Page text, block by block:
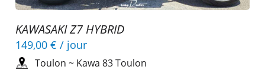
KAWASAKI Z7 HYBRID
149,00 € / jour
Toulon ~ Kawa 83 Toulon